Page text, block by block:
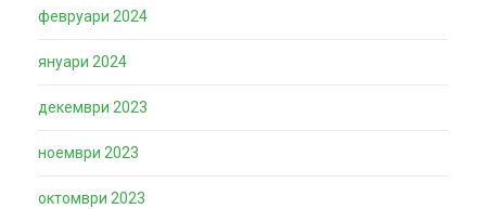
февруари 2024
януари 2024
декември 2023
ноември 2023
октомври 2023